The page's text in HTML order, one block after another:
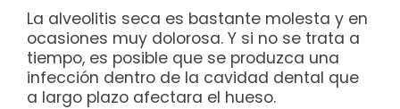
La alveolitis seca es bastante molesta y en
ocasiones muy dolorosa. Y si no se trata a
tiempo, es posible que se produzca una
infección dentro de la cavidad dental que
a largo plazo afectara el hueso.